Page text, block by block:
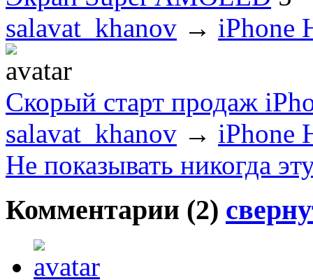
salavat_khanov → iPhone
Скорый старт продаж
salavat_khanov → iPhone
Не показывать никогда
Комментарии (2)